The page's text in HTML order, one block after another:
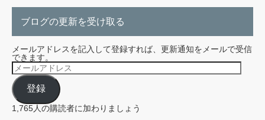
ブログの更新を受け取る
メールアドレスを記入して登録すれば、更新通知をメールで受信
できます。
メ
ー
ル
ア
ド
レ
ス
登録
1,765人の購読者に加わりましょう